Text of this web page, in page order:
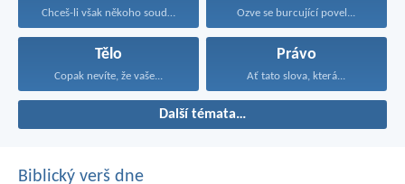
Ozve se burcující povel...
Tělo
Copak nevíte, že vaše...
Právo
Ať tato slova, která...
Další témata…
Biblický verš dne